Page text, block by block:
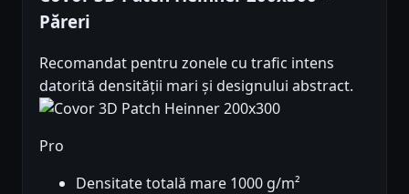
Păreri
Recomandat pentru zonele cu trafic intens
datorită densității mari și designului abstract.
Pro
Densitate totală mare 1000 g/m²